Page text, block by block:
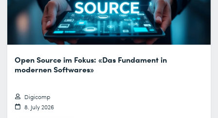
Open Source im Fokus: «Das Fundament in
modernen Softwares»
Digicomp
8. July 2026